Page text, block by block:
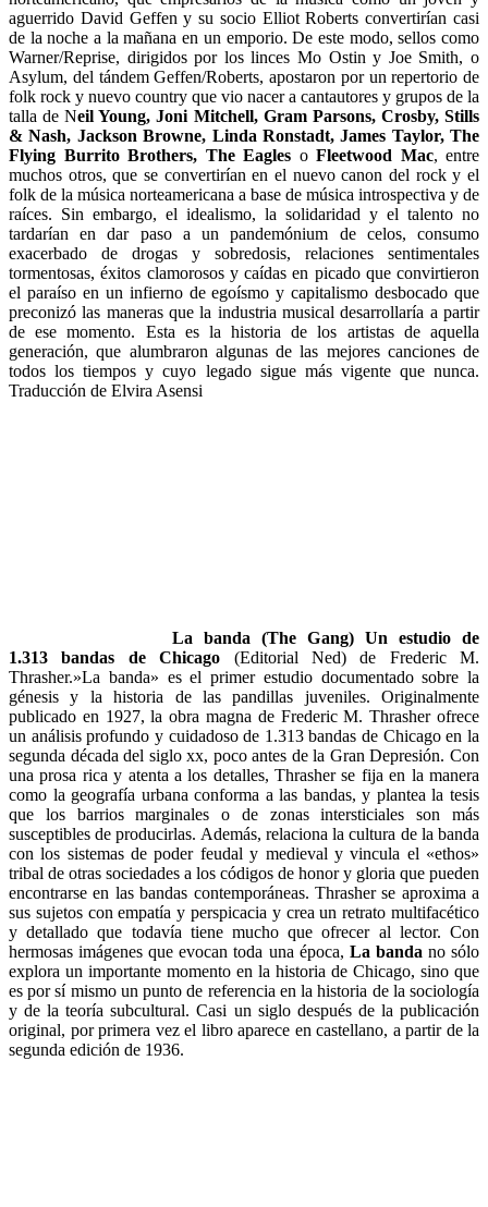
aguerrido David Geffen y su socio Elliot Roberts convertirían casi
de la noche a la mañana en un emporio. De este modo, sellos como
Warner/Reprise, dirigidos por los linces Mo Ostin y Joe Smith, o
Asylum, del tándem Geffen/Roberts, apostaron por un repertorio de
folk rock y nuevo country que vio nacer a cantautores y grupos de la
talla de Neil Young, Joni Mitchell, Gram Parsons, Crosby, Stills
& Nash, Jackson Browne, Linda Ronstadt, James Taylor, The
Flying Burrito Brothers, The Eagles o Fleetwood Mac, entre
muchos otros, que se convertirían en el nuevo canon del rock y el
folk de la música norteamericana a base de música introspectiva y de
raíces. Sin embargo, el idealismo, la solidaridad y el talento no
tardarían en dar paso a un pandemónium de celos, consumo
exacerbado de drogas y sobredosis, relaciones sentimentales
tormentosas, éxitos clamorosos y caídas en picado que convirtieron
el paraíso en un infierno de egoísmo y capitalismo desbocado que
preconizó las maneras que la industria musical desarrollaría a partir
de ese momento. Esta es la historia de los artistas de aquella
generación, que alumbraron algunas de las mejores canciones de
todos los tiempos y cuyo legado sigue más vigente que nunca.
Traducción de Elvira Asensi
La banda (The Gang) Un estudio de
1.313 bandas de Chicago (Editorial Ned) de Frederic M.
Thrasher.»La banda» es el primer estudio documentado sobre la
génesis y la historia de las pandillas juveniles. Originalmente
publicado en 1927, la obra magna de Frederic M. Thrasher ofrece
un análisis profundo y cuidadoso de 1.313 bandas de Chicago en la
segunda década del siglo xx, poco antes de la Gran Depresión. Con
una prosa rica y atenta a los detalles, Thrasher se fija en la manera
como la geografía urbana conforma a las bandas, y plantea la tesis
que los barrios marginales o de zonas intersticiales son más
susceptibles de producirlas. Además, relaciona la cultura de la banda
con los sistemas de poder feudal y medieval y vincula el «ethos»
tribal de otras sociedades a los códigos de honor y gloria que pueden
encontrarse en las bandas contemporáneas. Thrasher se aproxima a
sus sujetos con empatía y perspicacia y crea un retrato multifacético
y detallado que todavía tiene mucho que ofrecer al lector. Con
hermosas imágenes que evocan toda una época, La banda no sólo
explora un importante momento en la historia de Chicago, sino que
es por sí mismo un punto de referencia en la historia de la sociología
y de la teoría subcultural. Casi un siglo después de la publicación
original, por primera vez el libro aparece en castellano, a partir de la
segunda edición de 1936.